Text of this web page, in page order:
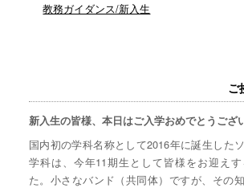
教務ガイダンス/新入生
ご
新入生の皆様、本日はご入学おめでとうござ
国内初の学科名称として2016年に誕生した
学科は、今年11期生として皆様をお迎え
た。小さなバンド（共同体）ですが、その